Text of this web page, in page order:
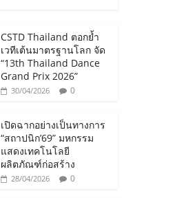
CSTD Thailand ตอกย้ำ
เวทีเต้นมาตรฐานโลก จัด
“13th Thailand Dance
Grand Prix 2026”
30/04/2026 0
เปิดฉากอย่างเป็นทางการ
“สถาปนิก’69” มหกรรม
แสดงเทคโนโลยี
ผลิตภัณฑ์ก่อสร้าง
28/04/2026 0